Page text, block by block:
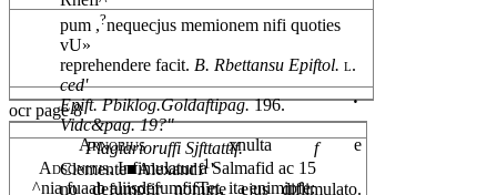
pum ,?nequecjus memionem nifi quoties
vU»
reprehendere facit. B. Rbettansu Epiftol.l.
ced'
Epift. Pbiklog.Goldaftipag.196.
Vidc&pag. 19?"
Arnobiusxnulta e
Clemente■Alexandf1'
no defumpfir nomine ejus diflimulato.
.
ocr page 8
Plagiarioruffi Sjfttattif.
f
Adsonitjs.Infimulatur a Salmafid ac 15
^nia fuaab aliisdefumfifTet, ita enimipfe: